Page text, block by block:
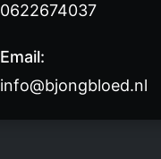
0622674037
Email:
info@bjongbloed.nl